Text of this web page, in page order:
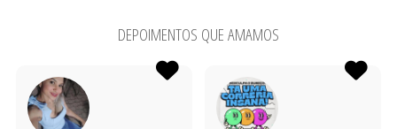
DEPOIMENTOS QUE AMAMOS